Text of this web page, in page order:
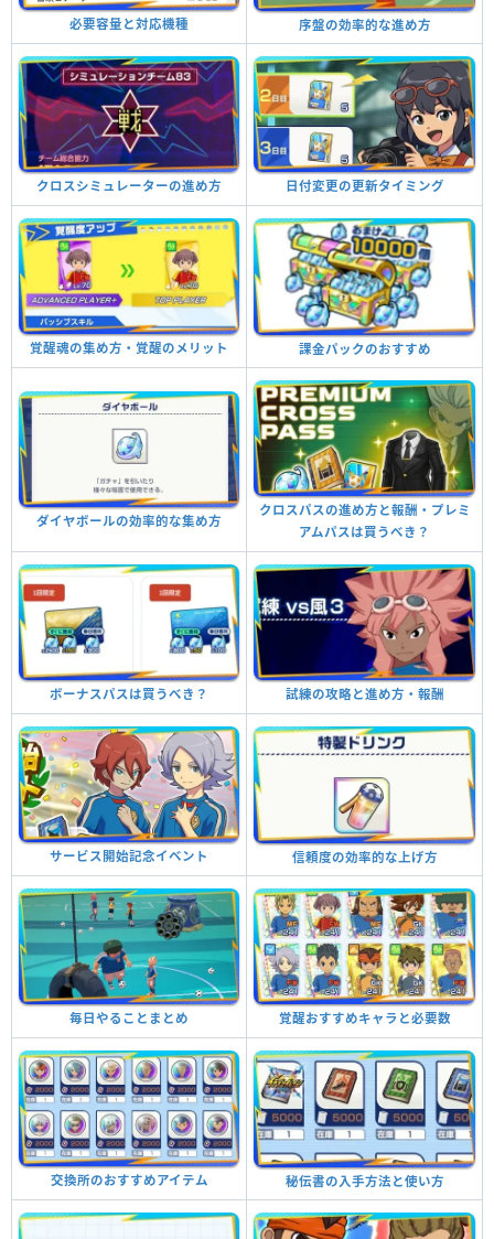
必要容量と対応機種 序盤の効率的な進め方
クロスシミュレーターの進め方 日付変更の更新タイミング
覚醒魂の集め方・覚醒のメリット 課金パックのおすすめ
ダイヤボールの効率的な集め方
クロスパスの進め方と報酬・プレミ
アムパスは買うべき？
ボーナスパスは買うべき？ 試練の攻略と進め方・報酬
サービス開始記念イベント 信頼度の効率的な上げ方
毎日やることまとめ 覚醒おすすめキャラと必要数
交換所のおすすめアイテム 秘伝書の入手方法と使い方